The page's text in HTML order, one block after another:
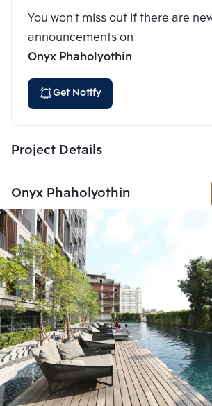
You won't miss out if there are
announcements on
Onyx Phaholyothin
Get Notify
Project Details
Onyx Phaholyothin